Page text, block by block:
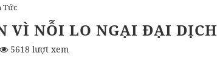
Tức
VÌ NỖI LO NGẠI ĐẠI DỊCH
5618 lượt xem